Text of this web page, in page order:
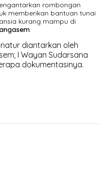
rombongan
memberikan bantuan tunai
kurang mampu di
diantarkan oleh
I Wayan Sudarsana
dokumentasinya.